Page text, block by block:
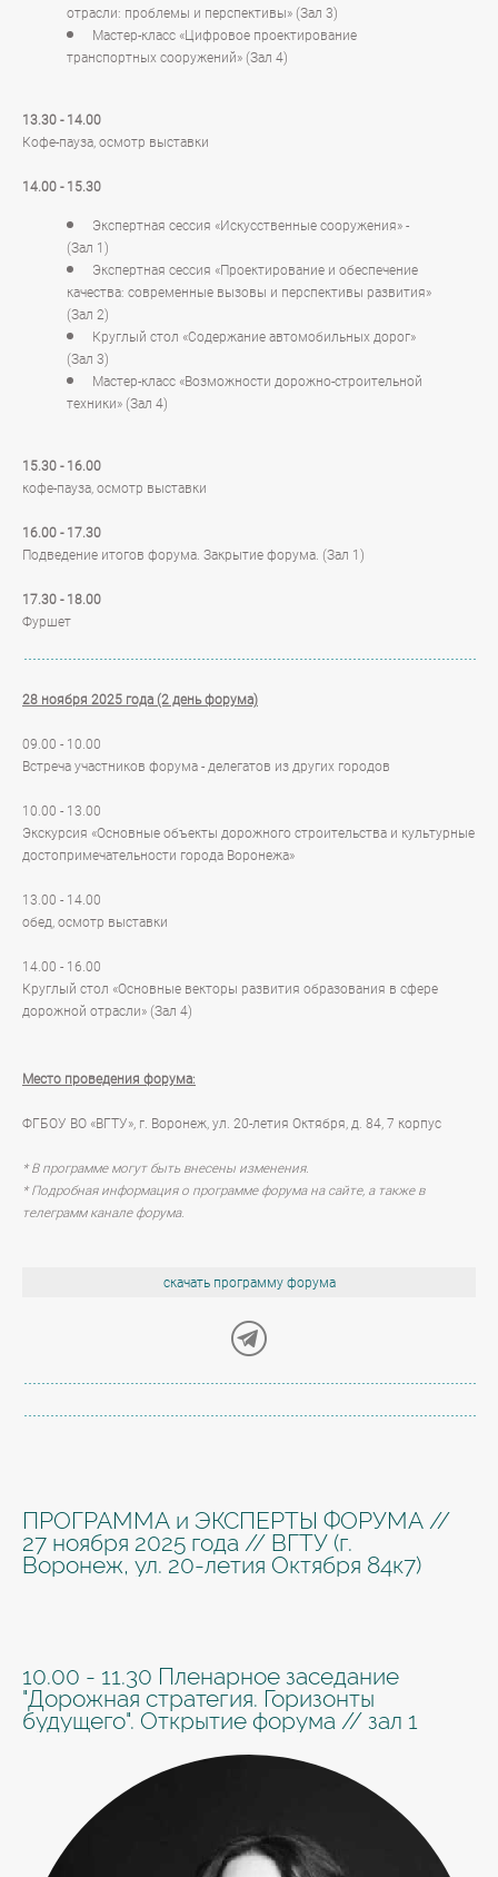
отрасли: проблемы и перспективы» (Зал 3)
Мастер-класс «Цифровое проектирование
транспортных сооружений» (Зал 4)
13.30 - 14.00
Кофе-пауза, осмотр выставки
14.00 - 15.30
Экспертная сессия «Искусственные сооружения» -
(Зал 1)
Экспертная сессия «Проектирование и обеспечение
качества: современные вызовы и перспективы развития»
(Зал 2)
Круглый стол «Содержание автомобильных дорог»
(Зал 3)
Мастер-класс «Возможности дорожно-строительной
техники» (Зал 4)
15.30 - 16.00
кофе-пауза, осмотр выставки
16.00 - 17.30
Подведение итогов форума. Закрытие форума. (Зал 1)
17.30 - 18.00
Фуршет
28 ноября 2025 года (2 день форума)
09.00 - 10.00
Встреча участников форума - делегатов из других городов
10.00 - 13.00
Экскурсия «Основные объекты дорожного строительства и культурные
достопримечательности города Воронежа»
13.00 - 14.00
обед, осмотр выставки
14.00 - 16.00
Круглый стол «Основные векторы развития образования в сфере
дорожной отрасли» (Зал 4)
Место проведения форума:
ФГБОУ ВО «ВГТУ», г. Воронеж, ул. 20-летия Октября, д. 84, 7 корпус
* В программе могут быть внесены изменения.
* Подробная информация о программе форума на сайте, а также в
телеграмм канале форума.
скачать программу форума
ПРОГРАММА и ЭКСПЕРТЫ ФОРУМА //
27 ноября 2025 года // ВГТУ (г.
Воронеж, ул. 20-летия Октября 84к7)
10.00 - 11.30 Пленарное заседание
"Дорожная стратегия. Горизонты
будущего". Открытие форума // зал 1